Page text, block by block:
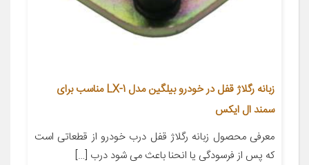
زبانه رگلاژ قفل در خودرو بیلگین مدل LX-1 مناسب برای
سمند ال ایکس
معرفی محصول زبانه رگلاژ قفل درب خودرو از قطعاتی است
که پس از فرسودگی یا انحنا باعث می شود درب […]